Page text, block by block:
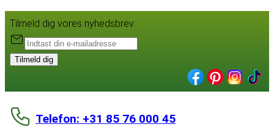
Tilmeld dig vores nyhedsbrev:
Tilmeld dig
Telefon: +31 85 76 000 45